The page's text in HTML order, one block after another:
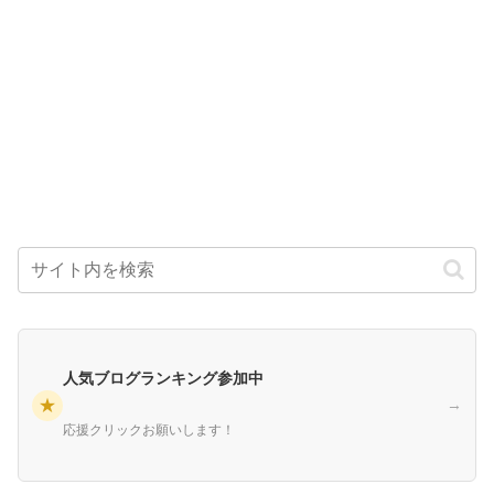
★
人気ブログランキング参加中
応援クリックお願いします！
→